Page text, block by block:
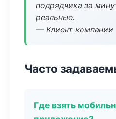
подрядчика за
реальные.
— Клиент компании
Часто
Где взять